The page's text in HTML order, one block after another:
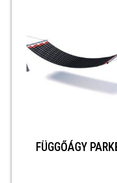
FÜGGŐÁGY